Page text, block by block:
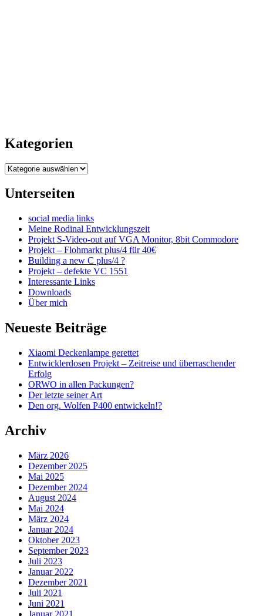
Kategorien
Kategorien
Unterseiten
social media links
Meine Rodinal Entwicklungszeit
Projekt S-Video-out auf VGA Monitor, 8bit Commodore
Projekt – Flohmarkt plus/4 für 40€
Building a new C plus/4 ?
Projekt – defekte VC 1551
Interessante Links
Downloads
Über mich
Neueste Beiträge
Xiaomi Deckenlampe gerettet
Entwicklerdosen Projekt – Zeitreise und überraschender
Erfolg
ORWO in allen Packungen?
Der letzte seiner Art
Den org. Wolfen P400 entwickeln!?
Archiv
März 2026
Dezember 2025
Mai 2025
Dezember 2024
August 2024
Mai 2024
März 2024
Januar 2024
Oktober 2023
September 2023
Juli 2023
Januar 2022
Dezember 2021
Juli 2021
Juni 2021
Januar 2021